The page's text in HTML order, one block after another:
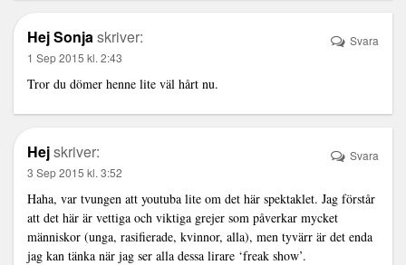
Hej Sonjaskriver:
1 Sep 2015 kl. 2:43
Tror du dömer henne lite väl hårt nu.
Svara
Hejskriver:
3 Sep 2015 kl. 3:52
Haha, var tvungen att youtuba lite om det här spektaklet. Jag förstår
att det här är vettiga och viktiga grejer som påverkar mycket
människor (unga, rasifierade, kvinnor, alla), men tyvärr är det enda
jag kan tänka när jag ser alla dessa lirare ‘freak show’.
Svara